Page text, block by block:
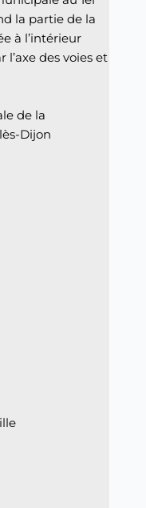
la partie de la
à l’intérieur
des voies et
de la
Dijon